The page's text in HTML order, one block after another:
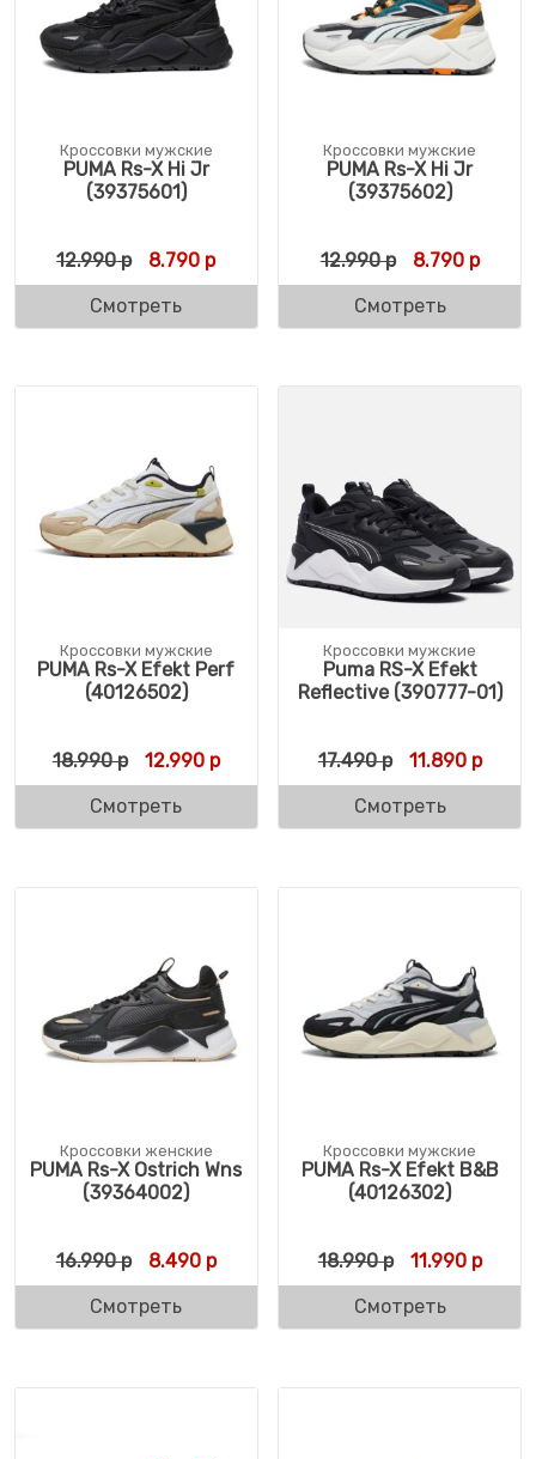
Кроссовки мужские
PUMA Rs-X Hi Jr
(39375601)
12.990р Первоначальная цена составляла 12.990
8.790 рТекущая цена: 8.790 р.
Смотреть
Кроссовки мужские
PUMA Rs-X Hi Jr
(39375602)
12.990р 8.790р
Смотреть
Кроссовки мужские
PUMA Rs-X Efekt Perf
(40126502)
18.990р Первоначальная цена составляла 18.990
12.990рТекущая цена: 12.990 р.
Смотреть
Кроссовки мужские
Puma RS-X Efekt
Reflective (390777-01)
17.490р 11.890р
Смотреть
Кроссовки женские
PUMA Rs-X Ostrich Wns
(39364002)
16.990р Первоначальная цена составляла 16.990
8.490рТекущая цена: 8.490 р.
Смотреть
Кроссовки мужские
PUMA Rs-X Efekt B&B
(40126302)
18.990р 11.990р
Смотреть